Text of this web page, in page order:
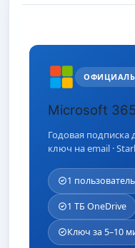
Microsoft
Годовая подписка
ключ на email ·
1 пользователь
1 ТБ OneDrive
Ключ за 5–10